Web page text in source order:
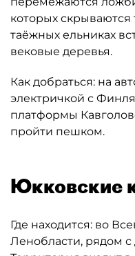
которых
таёжных ельниках
вековые деревья.
Как добраться: на
электричкой с
платформы
пройти пешком.
Юкковские
Где находится: во
Ленобласти, рядом